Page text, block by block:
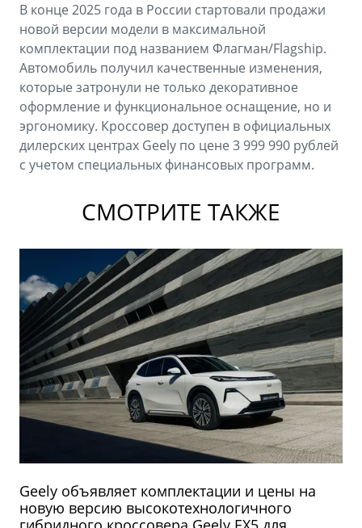
В конце 2025 года в России стартовали продажи
новой версии модели в максимальной
комплектации под названием Флагман/Flagship.
Автомобиль получил качественные изменения,
которые затронули не только декоративное
оформление и функциональное оснащение, но и
эргономику. Кроссовер доступен в официальных
дилерских центрах Geely по цене 3 999 990 рублей
с учетом специальных финансовых программ.
СМОТРИТЕ ТАКЖЕ
Geely объявляет комплектации и цены на
новую версию высокотехнологичного